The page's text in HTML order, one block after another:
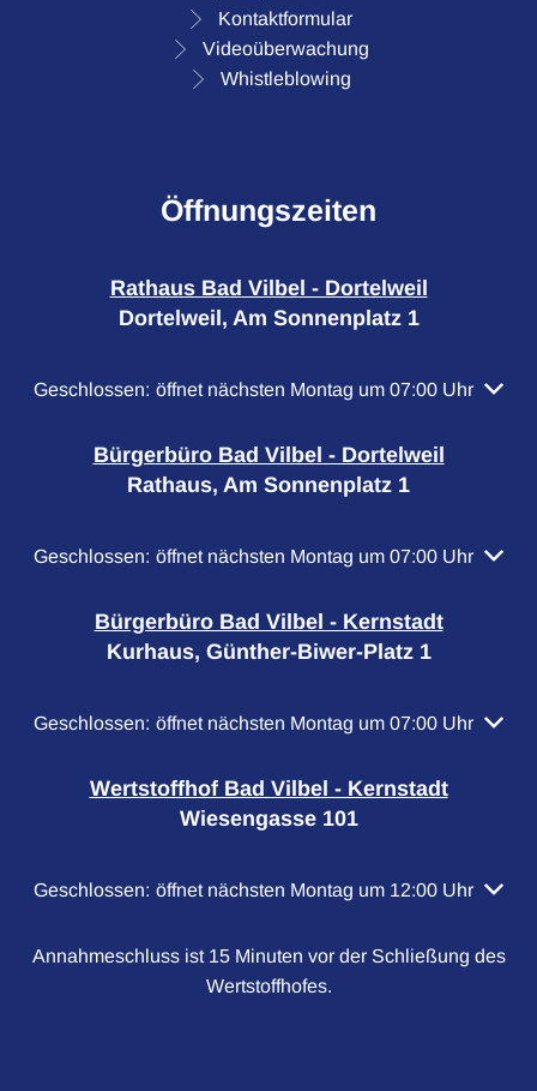
Kontaktformular
Videoüberwachung
Whistleblowing
Öffnungszeiten
Rathaus Bad Vilbel - Dortelweil
Dortelweil, Am Sonnenplatz 1
Klicken, um weitere Öffnungs- oder Schließzeiten
Geschlossen: öffnet nächsten Montag um 07:00 Uhr
Bürgerbüro Bad Vilbel - Dortelweil
Rathaus, Am Sonnenplatz 1
Klicken, um weitere Öffnungs- oder Schließzeiten
Geschlossen: öffnet nächsten Montag um 07:00 Uhr
Bürgerbüro Bad Vilbel - Kernstadt
Kurhaus, Günther-Biwer-Platz 1
Klicken, um weitere Öffnungs- oder Schließzeiten
Geschlossen: öffnet nächsten Montag um 07:00 Uhr
Wertstoffhof Bad Vilbel - Kernstadt
Wiesengasse 101
Klicken, um weitere Öffnungs- oder Schließzeiten
Geschlossen: öffnet nächsten Montag um 12:00 Uhr
Annahmeschluss ist 15 Minuten vor der Schließung des
Wertstoffhofes.